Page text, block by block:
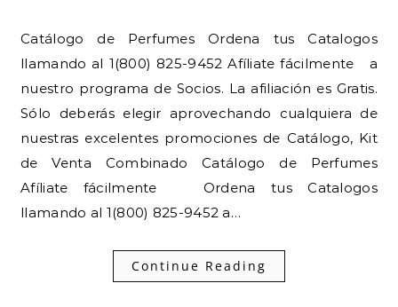
Catálogo de Perfumes Ordena tus Catalogos
llamando al 1(800) 825-9452 Afíliate fácilmente a
nuestro programa de Socios. La afiliación es Gratis.
Sólo deberás elegir aprovechando cualquiera de
nuestras excelentes promociones de Catálogo, Kit
de Venta Combinado Catálogo de Perfumes
Afíliate fácilmente Ordena tus Catalogos
llamando al 1(800) 825-9452 a…
Continue Reading